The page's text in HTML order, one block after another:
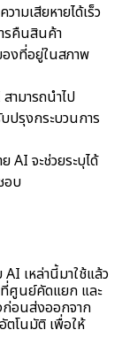
ามเสียหายได้เร็ว
รคืนสินค้า
งที่อยู่ในสภาพ
ามารถนำไป
ปรุงกระบวนการ
AI จะช่วยระบุได้
อบ
เหล่านี้มาใช้แล้ว
ศูนย์คัดแยก และ
ก่อนส่งออกจาก
โนมัติ เพื่อให้